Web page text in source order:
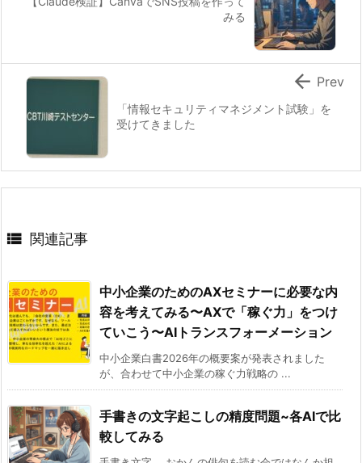
みる
「情報セキュリティマネジメント試験」を
受けてきました
 Prev
 関連記事
中小企業のためのAXセミナーに必要な内
容を考えてみる〜AXで「稼ぐ力」をつけ
ていこう〜AIトランスフォーメーション
中小企業白書2026年の概要案が発表されました
が、合わせて中小企業の稼ぐ力戦略の ...
手書きの文字起こしの精度問題~各AIで比
較してみる